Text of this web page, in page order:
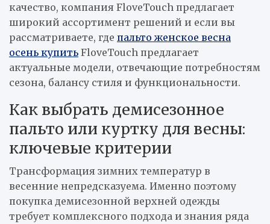
качество, компания FloveTouch предлагает
широкий ассортимент решений и если вы
рассматриваете, где пальто женское весна
осень купить FloveTouch предлагает
актуальные модели, отвечающие потребностям
сезона, балансу стиля и функциональности.
Как выбрать демисезонное
пальто или куртку для весны:
ключевые критерии
Трансформация зимних температур в
весенние непредсказуема. Именно поэтому
покупка демисезонной верхней одежды
требует комплексного подхода и знания ряда